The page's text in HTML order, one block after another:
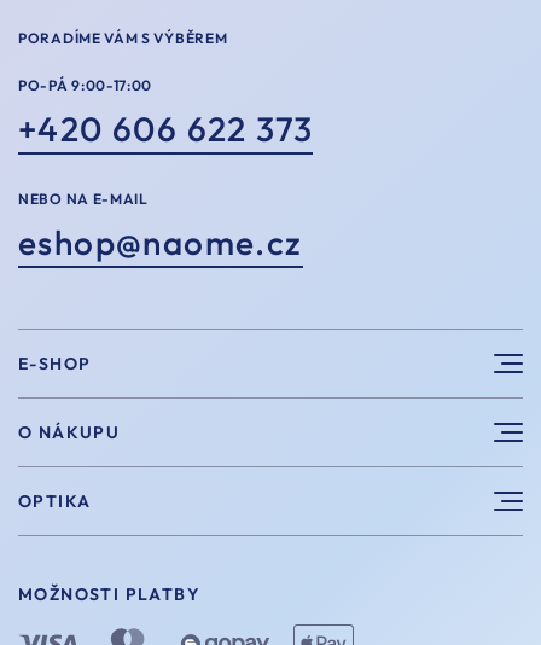
PORADÍME VÁM S VÝBĚREM
PO-PÁ 9:00-17:00
+420 606 622 373
NEBO NA E-MAIL
eshop@naome.cz
E-SHOP
Sluneční brýle
Sportovní brýle
Vintage brýle
Doplňky
O NÁKUPU
Výhody nákupu u nás
Velikosti
Vrácení a výměna
OPTIKA
MOŽNOSTI PLATBY